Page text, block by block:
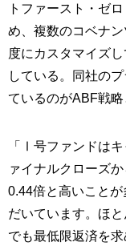
トファースト・ゼ
め、複数のコベナ
度にカスタマイズ
している。同社の
ているのがABF戦略
「Ⅰ号ファンドは
ァイナルクローズ
0.44倍と高いこと
だいています。ほ
でも最低限返済を